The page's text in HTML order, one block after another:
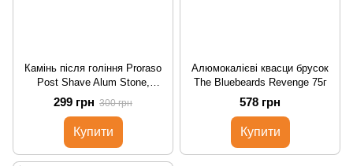
Камінь після гоління Proraso
Post Shave Alum Stone,
Proraso, 100 р, 400801
299 грн 300 грн
Купити
Алюмокалієві квасци брусок
The Bluebeards Revenge 75г
578 грн
Купити